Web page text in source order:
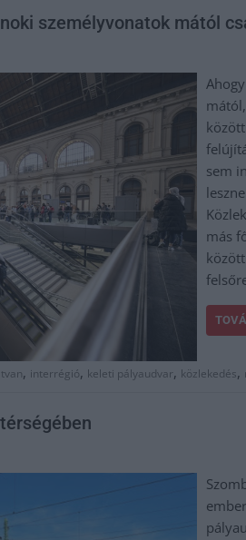
személyvonatok mától
sem
más
, interrégió, keleti pályaudvar, közlekedés,